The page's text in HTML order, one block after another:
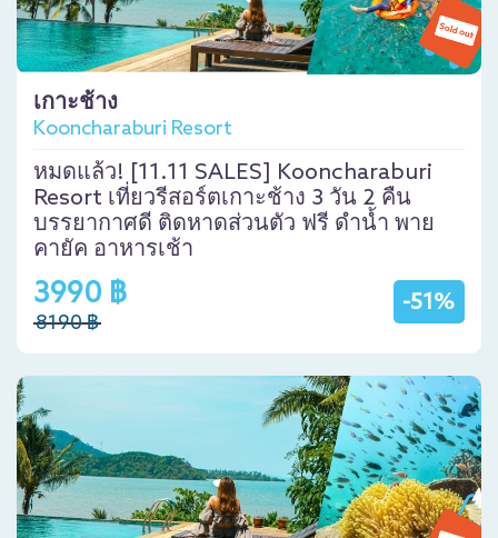
เกาะช้าง
Kooncharaburi Resort
หมดแล้ว! [11.11 SALES] Kooncharaburi
Resort เที่ยวรีสอร์ตเกาะช้าง 3 วัน 2 คืน
บรรยากาศดี ติดหาดส่วนตัว ฟรี ดำน้ำ พาย
คายัค อาหารเช้า
-51%
3990 ฿
8190 ฿